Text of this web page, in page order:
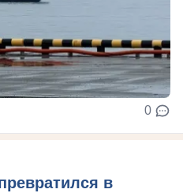
0
в